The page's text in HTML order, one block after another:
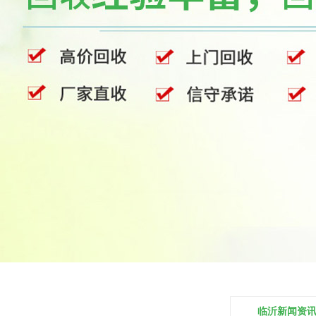
临沂新闻资讯